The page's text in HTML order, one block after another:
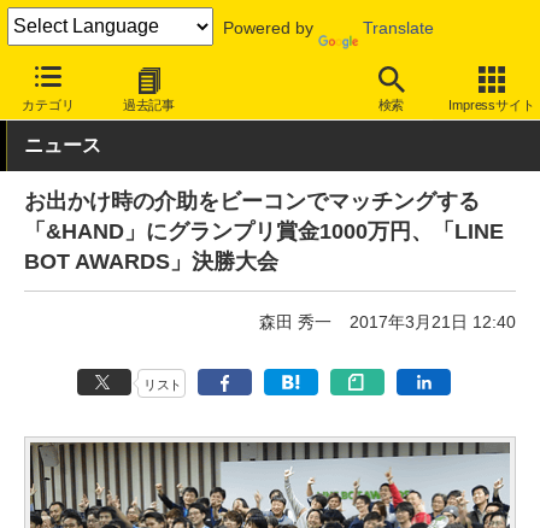
Powered by Translate
カテゴリ 過去記事 検索 Impressサイト
INTERNET Watch トピック 開発者/クリエイター
ニュース
お出かけ時の介助をビーコンでマッチングする
「&HAND」にグランプリ賞金1000万円、「LINE
BOT AWARDS」決勝大会
森田 秀一 2017年3月21日 12:40
リスト